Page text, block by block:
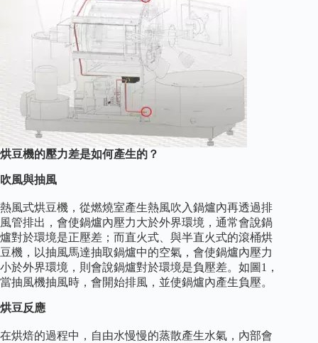
烘豆機的壓力差是如何產生的？
吹風與抽風
熱風式烘豆機，從燃燒室產生熱風吹入鍋爐內再透過排
風管排出，會使鍋爐內壓力大於外界環境，通常會說鍋
爐對於環境是正壓差；而直火式、與半直火式的滾桶烘
豆機，以抽風馬達抽取鍋爐中的空氣，會使鍋爐內壓力
小於外界環境，則會說鍋爐對於環境是負壓差。如圖1，
當抽風機抽風時，會開始排風，並使鍋爐內產生負壓。
烘豆反應
在烘焙的過程中，自由水慢慢的蒸散產生水氣，內部會